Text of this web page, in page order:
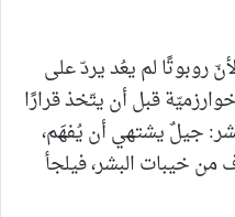
روبوتًا لم يعُد يردّ على
قبل أن يتّخذ قرارًا
جيلٌ يشتهي أن يُفهَم،
خيبات البشر، فيلجأ